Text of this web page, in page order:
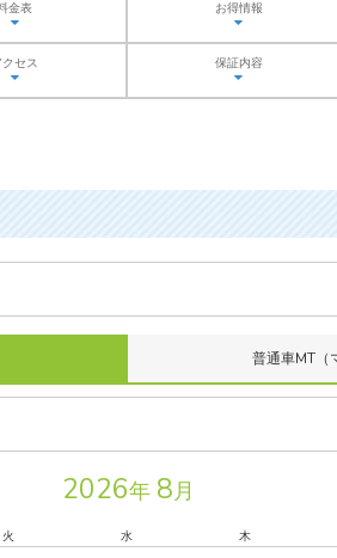
金表 お得情報
クセス 保証内容
普通車MT（
2026年 8月
火 水 木